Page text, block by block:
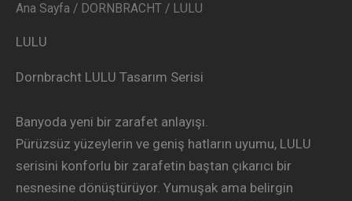
Ana Sayfa / DORNBRACHT / LULU
LULU
Dornbracht LULU Tasarım Serisi
Banyoda yeni bir zarafet anlayışı.
Pürüzsüz yüzeylerin ve geniş hatların uyumu, LULU
serisini konforlu bir zarafetin baştan çıkarıcı bir
nesnesine dönüştürüyor. Yumuşak ama belirgin